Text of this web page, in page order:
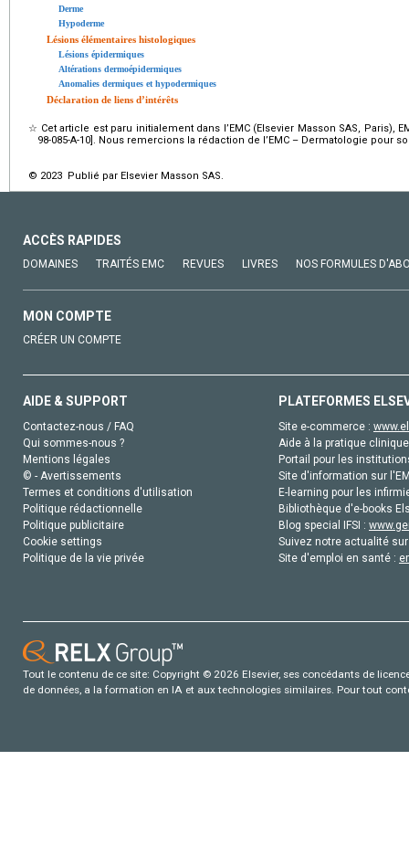
Derme
Hypoderme
Lésions élémentaires histologiques
Lésions épidermiques
Altérations dermoépidermiques
Anomalies dermiques et hypodermiques
Déclaration de liens d’intérêts
☆ Cet article est paru initialement dans l’EMC (Elsevier Masson SAS, Paris),
98-085-A-10]. Nous remercions la rédaction de l’EMC – Dermatologie pour
© 2023 Publié par Elsevier Masson SAS.
ACCÈS RAPIDES
DOMAINES TRAITÉS EMC REVUES LIVRES NOS FORMULES
MON COMPTE
CRÉER UN COMPTE
AIDE & SUPPORT
Contactez-nous / FAQ
Qui sommes-nous ?
Mentions légales
© - Avertissements
Termes et conditions d'utilisation
Politique rédactionnelle
Politique publicitaire
Cookie settings
Politique de la vie privée
PLATEFORMES
Site e-commerce :
Aide à la pratique
Portail pour les
Site d'information sur
E-learning pour les
Bibliothèque d'e-books
Blog special IFSI :
Suivez notre actualité
Site d'emploi en santé :
Tout le contenu de ce site: Copyright © 2026 Elsevier, ses concédants de
de données, a la formation en IA et aux technologies similaires. Pour tout